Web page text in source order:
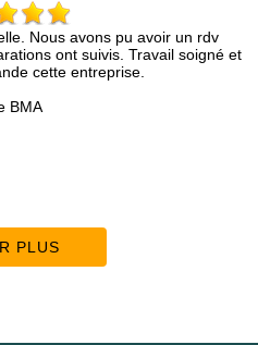
Entreprise sérieuse qui se
conseils, travail
PLUS